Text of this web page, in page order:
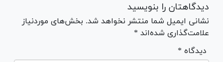
دیدگاهتان را بنویسید
نشانی ایمیل شما منتشر نخواهد شد. بخش‌های موردنیاز
علامت‌گذاری شده‌اند *
* دیدگاه